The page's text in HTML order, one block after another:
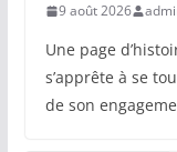
9 août 2026
Une page
s’apprête à se
de son